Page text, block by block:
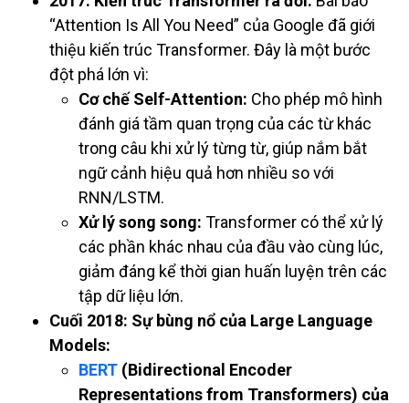
“Attention Is All You Need” của Google đã giới
thiệu kiến trúc Transformer. Đây là một bước
đột phá lớn vì:
Cơ chế Self-Attention: Cho phép mô hình
đánh giá tầm quan trọng của các từ khác
trong câu khi xử lý từng từ, giúp nắm bắt
ngữ cảnh hiệu quả hơn nhiều so với
RNN/LSTM.
Xử lý song song: Transformer có thể xử lý
các phần khác nhau của đầu vào cùng lúc,
giảm đáng kể thời gian huấn luyện trên các
tập dữ liệu lớn.
Cuối 2018: Sự bùng nổ của Large Language
Models:
BERT (Bidirectional Encoder
Representations from Transformers) của